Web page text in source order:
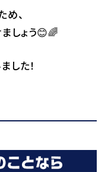
め、
しょう😊🌈
した！